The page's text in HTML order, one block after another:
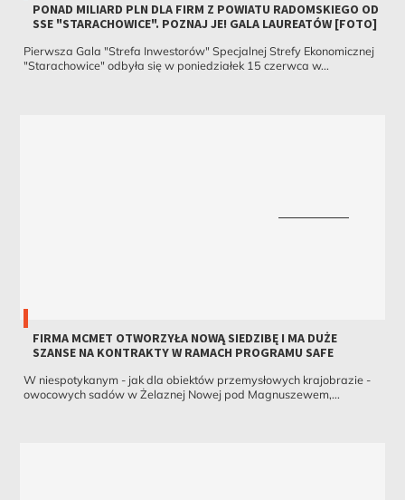
PONAD MILIARD PLN DLA FIRM Z POWIATU RADOMSKIEGO OD
SSE "STARACHOWICE". POZNAJ JE! GALA LAUREATÓW [FOTO]
Pierwsza Gala "Strefa Inwestorów" Specjalnej Strefy Ekonomicznej
"Starachowice" odbyła się w poniedziałek 15 czerwca w...
FIRMA MCMET OTWORZYŁA NOWĄ SIEDZIBĘ I MA DUŻE
SZANSE NA KONTRAKTY W RAMACH PROGRAMU SAFE
W niespotykanym - jak dla obiektów przemysłowych krajobrazie -
owocowych sadów w Żelaznej Nowej pod Magnuszewem,...